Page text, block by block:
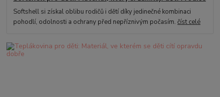
Softshell si získal oblibu rodičů i dětí díky jedinečné kombinaci
pohodlí, odolnosti a ochrany před nepříznivým počasím.číst celé